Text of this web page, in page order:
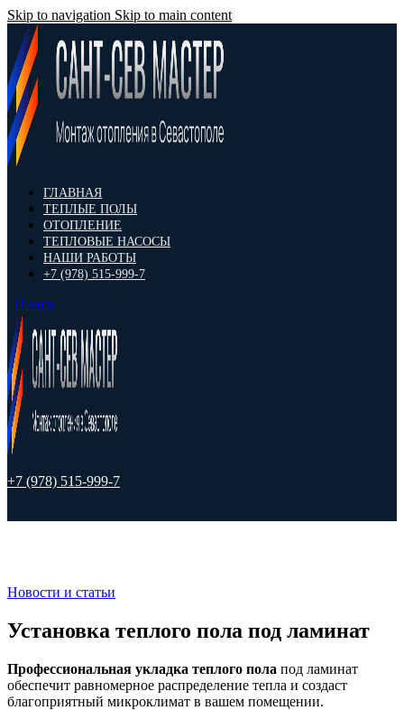
Skip to navigation Skip to main content
ГЛАВНАЯ
ТЕПЛЫЕ ПОЛЫ
ОТОПЛЕНИЕ
ТЕПЛОВЫЕ НАСОСЫ
НАШИ РАБОТЫ
+7 (978) 515-999-7
Поиск
+7 (978) 515-999-7
Новости и статьи
Установка теплого пола под ламинат
Профессиональная укладка теплого пола под ламинат
обеспечит равномерное распределение тепла и создаст
благоприятный микроклимат в вашем помещении.